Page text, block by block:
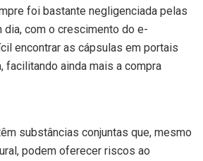
foi bastante negligenciada pelas
dia, com o crescimento do e-
encontrar as cápsulas em portais
facilitando ainda mais a compra
substâncias conjuntas que, mesmo
podem oferecer riscos ao